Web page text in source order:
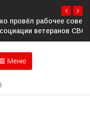
совещание с
СВО
Меню